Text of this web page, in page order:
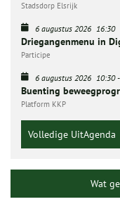
Stadsdorp Elsrijk
6 augustus 2026 16:30
Driegangenmenu in
Participe
6 augustus 2026 10:30-
Buenting
Platform KKP
Volledige UitAgenda
Wat